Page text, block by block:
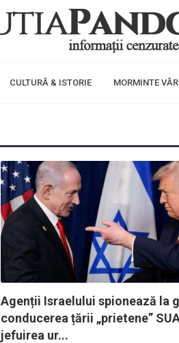
CULTURĂ & ISTORIE MORMINTE
Agenții Israelului spionează la
conducerea țării „prietene”
jefuirea ur...